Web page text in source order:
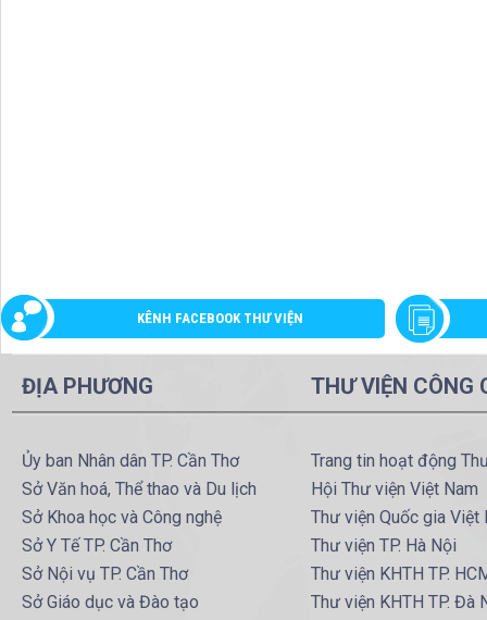
KÊNH FACEBOOK THƯ VIỆN
ĐỊA PHƯƠNG
Ủy ban Nhân dân TP. Cần Thơ
Sở Văn hoá, Thể thao và Du lịch
Sở Khoa học và Công nghệ
Sở Y Tế TP. Cần Thơ
Sở Nội vụ TP. Cần Thơ
Sở Giáo dục và Đào tạo
THƯ VIỆN CÔNG
Trang tin hoạt động
Hội Thư viện Việt Nam
Thư viện Quốc gia Việt
Thư viện TP. Hà Nội
Thư viện KHTH TP.
Thư viện KHTH TP. Đà